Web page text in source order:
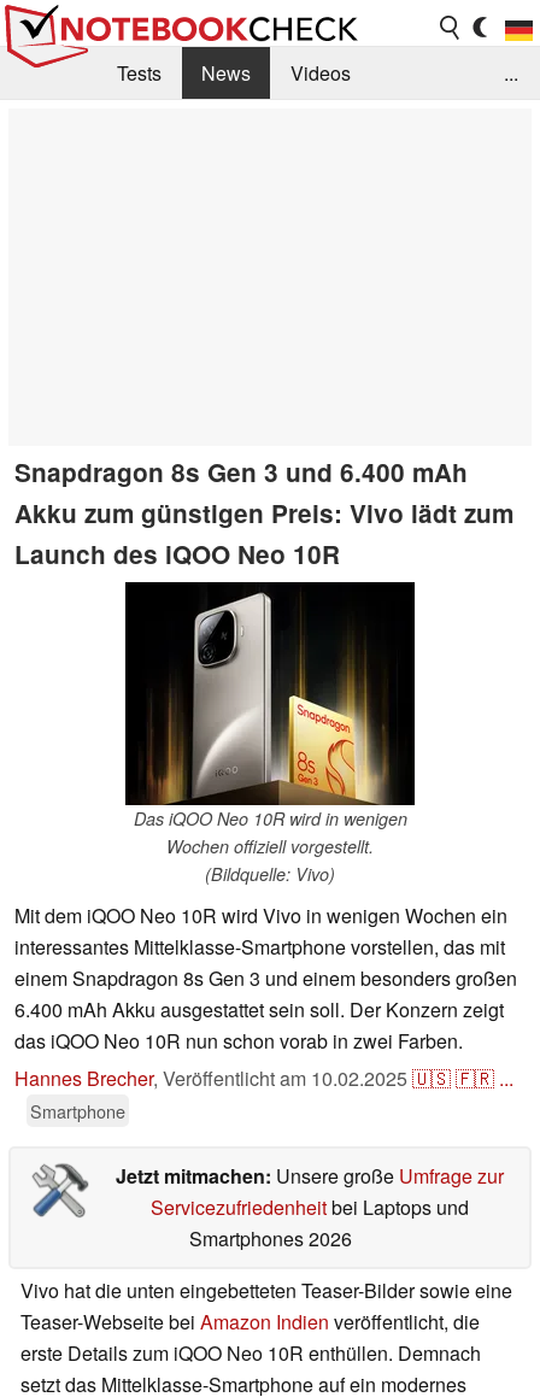
Tests News
Videos
...
Snapdragon 8s Gen 3 und 6.400 mAh
Akku zum günstigen Preis: Vivo lädt zum
Launch des iQOO Neo 10R
Das iQOO Neo 10R wird in wenigen
Wochen offiziell vorgestellt.
(Bildquelle: Vivo)
Mit dem iQOO Neo 10R wird Vivo in wenigen Wochen ein
interessantes Mittelklasse-Smartphone vorstellen, das mit
einem Snapdragon 8s Gen 3 und einem besonders großen
6.400 mAh Akku ausgestattet sein soll. Der Konzern zeigt
das iQOO Neo 10R nun schon vorab in zwei Farben.
Hannes Brecher, Veröffentlicht am 10.02.2025🇺🇸🇫🇷 ...
Smartphone
Jetzt mitmachen: Unsere große Umfrage zur
Servicezufriedenheitbei Laptops und
Smartphones 2026
Vivo hat die unten eingebetteten Teaser-Bilder sowie eine
Teaser-Webseite bei Amazon Indien veröffentlicht, die
erste Details zum iQOO Neo 10R enthüllen. Demnach
setzt das Mittelklasse-Smartphone auf ein modernes